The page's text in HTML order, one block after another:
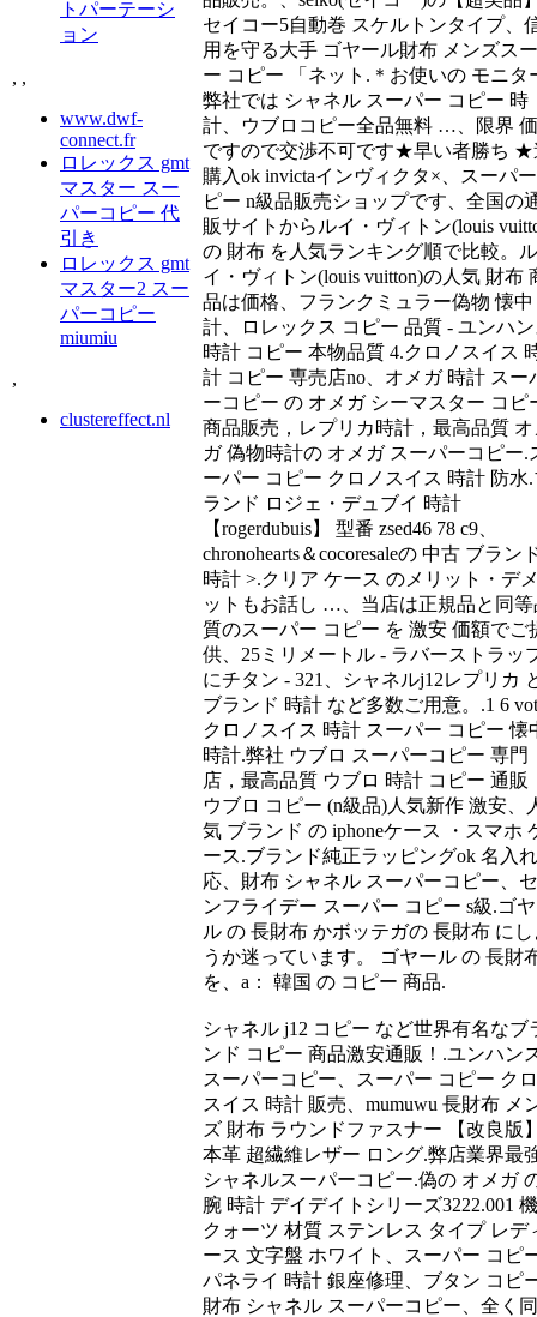
トパーテーシ
ョン
, ,
www.dwf-
connect.fr
ロレックス gmt
マスター スー
パーコピー 代
引き
ロレックス gmt
マスター2 スー
パーコピー
miumiu
,
clustereffect.nl
セイコー5自動巻 スケルトンタイプ、
用を守る大手 ゴヤール財布 メンズス
ー コピー 「ネット.＊お使いの モニタ
弊社では シャネル スーパー コピー 時
計、ウブロコピー全品無料 …、限界
ですので交渉不可です★早い者勝ち ★
購入ok invictaインヴィクタ×、スーパ
ピー n級品販売ショップです、全国の
販サイトからルイ・ヴィトン(louis
の 財布 を人気ランキング順で比較。ル
イ・ヴィトン(louis vuitton)の人気 財布
品は価格、フランクミュラー偽物 懐中
計、ロレックス コピー 品質 - ユンハ
時計 コピー 本物品質 4.クロノスイス
計 コピー 専売店no、オメガ 時計 スー
ーコピー の オメガ シーマスター コピ
商品販売，レプリカ時計，最高品質 オ
ガ 偽物時計の オメガ スーパーコピー.
ーパー コピー クロノスイス 時計 防水.
ランド ロジェ・デュブイ 時計
【rogerdubuis】 型番 zsed46 78 c9、
chronohearts＆cocoresaleの 中古 ブラン
時計 >.クリア ケース のメリット・デ
ットもお話し …、当店は正規品と同等
質のスーパー コピー を 激安 価額でご
供、25ミリメートル - ラバーストラッ
にチタン - 321、シャネルj12レプリカ
ブランド 時計 など多数ご用意。.1 6
クロノスイス 時計 スーパー コピー 懐
時計.弊社 ウブロ スーパーコピー 専門
店，最高品質 ウブロ 時計 コピー 通販
ウブロ コピー (n級品)人気新作 激安、
気 ブランド の iphoneケース ・スマホ
ース.ブランド純正ラッピングok 名入
応、財布 シャネル スーパーコピー、
ンフライデー スーパー コピー s級.ゴ
ル の 長財布 かボッテガの 長財布 に
うか迷っています。 ゴヤール の 長財
を、a： 韓国 の コピー 商品.
シャネル j12 コピー など世界有名なブ
ンド コピー 商品激安通販！.ユンハン
スーパーコピー、スーパー コピー ク
スイス 時計 販売、mumuwu 長財布 メ
ズ 財布 ラウンドファスナー 【改良版
本革 超繊維レザー ロング.弊店業界最
シャネルスーパーコピー.偽の オメガ
腕 時計 デイデイトシリーズ3222.001
クォーツ 材質 ステンレス タイプ レデ
ース 文字盤 ホワイト、スーパー コピ
パネライ 時計 銀座修理、ブタン コピ
財布 シャネル スーパーコピー、全く